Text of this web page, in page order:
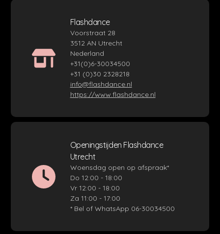
Flashdance
Voorstraat 28
3512 AN Utrecht
Nederland
+31(0)6-30034500
+31 (0)30 2328218
info@flashdance.nl
https://www.flashdance.nl
Openingstijden Flashdance
Utrecht
Woensdag open op afspraak*
Do 12:00 - 18:00
Vr 12:00 - 18:00
Za 11:00 - 17:00
* Bel of WhatsApp 06-30034500